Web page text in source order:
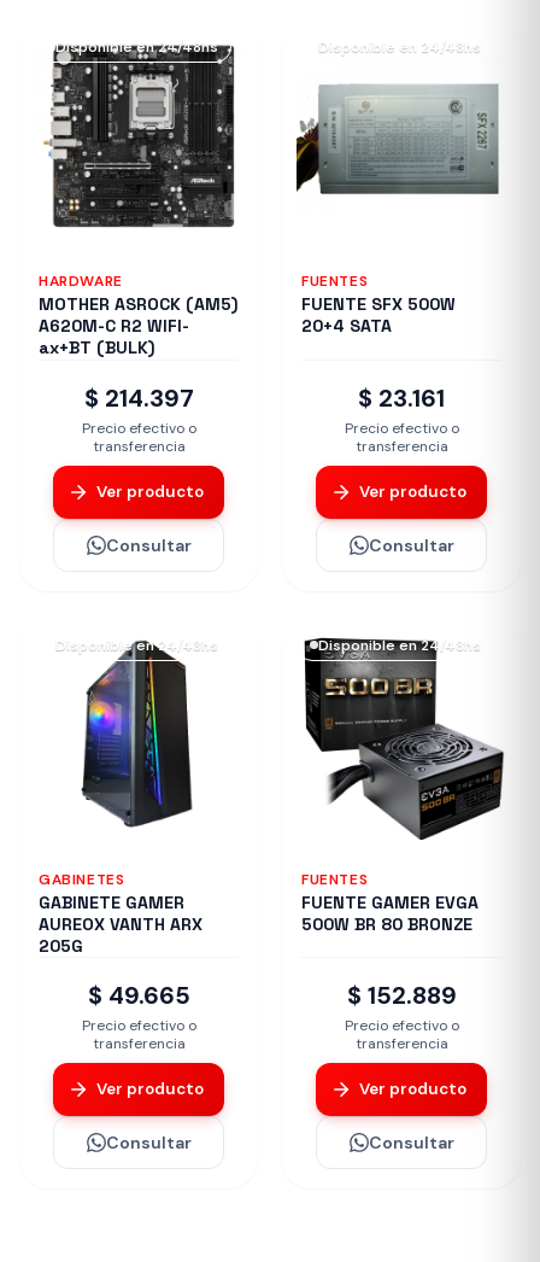
Disponible en 24/48hs
HARDWARE
MOTHER ASROCK (AM5)
A620M-C R2 WIFI-
ax+BT (BULK)
$ 214.397
Precio efectivo o
transferencia
Ver producto
Consultar
Disponible en 24/48hs
FUENTES
FUENTE SFX 500W
20+4 SATA
$ 23.161
Precio efectivo o
transferencia
Ver producto
Consultar
Disponible en 24/48hs
GABINETES
GABINETE GAMER
AUREOX VANTH ARX
205G
$ 49.665
Precio efectivo o
transferencia
Ver producto
Consultar
Disponible en 24/48hs
FUENTES
FUENTE GAMER EVGA
500W BR 80 BRONZE
$ 152.889
Precio efectivo o
transferencia
Ver producto
Consultar